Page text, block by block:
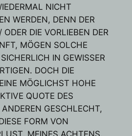
NICHT
WERDEN, DENN DER
DIE VORLIEBEN DER
MÖGEN SOLCHE
IN GEWISSER
DOCH DIE
MÖGLICHST HOHE
QUOTE DES
GESCHLECHT,
FORM VON